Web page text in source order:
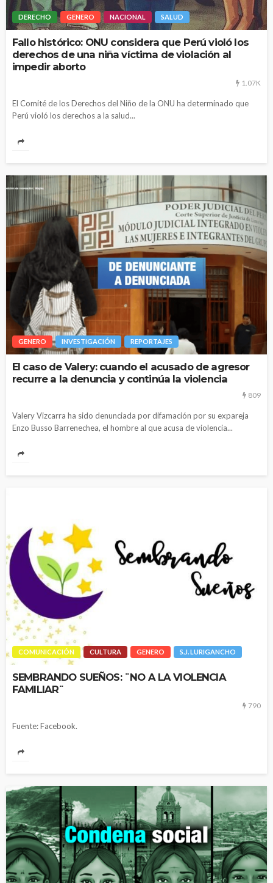
DERECHO GENERO NACIONAL SALUD
Fallo histórico: ONU considera que Perú violó los
derechos de una niña víctima de violación al
impedir aborto
1.07K
El Comité de los Derechos del Niño de la ONU ha determinado que
Perú violó los derechos a la salud...
GENERO INVESTIGACIÓN REPORTAJES
El caso de Valery: cuando el acusado de agresor
recurre a la denuncia y continúa la violencia
809
Valery Vizcarra ha sido denunciada por difamación por su expareja
Enzo Busso Barrenechea, el hombre al que acusa de violencia...
COMUNICACIÓN CULTURA GENERO S.J. LURIGANCHO
SEMBRANDO SUEÑOS: ¨NO A LA VIOLENCIA
FAMILIAR¨
790
Fuente: Facebook.